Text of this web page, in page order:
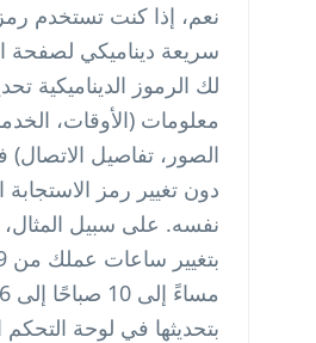
نعم، إذا كنت تستخدم
سريعة ديناميكي لصفحة
لك الرموز الديناميكية
معلومات (الأوقات،
الصور، تفاصيل
دون تغيير رمز الاستجابة
نفسه. على سبيل
بتحديثها في لوحة